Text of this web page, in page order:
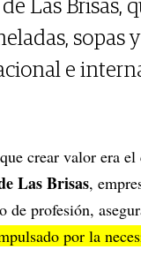
Las Brisas,
sopas
e
crear valor era el
Las Brisas,
de profesión,
por la